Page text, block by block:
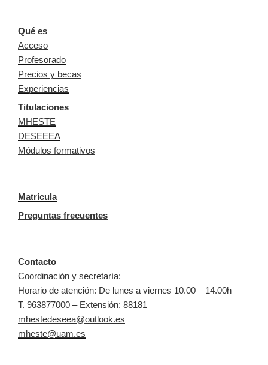
Qué es
Acceso
Profesorado
Precios y becas
Experiencias
Titulaciones
MHESTE
DESEEEA
Módulos formativos
Matrícula
Preguntas frecuentes
Contacto
Coordinación y secretaría:
Horario de atención: De lunes a viernes 10.00 – 14.00h
T. 963877000 – Extensión: 88181
mhestedeseea@outlook.es
mheste@uam.es